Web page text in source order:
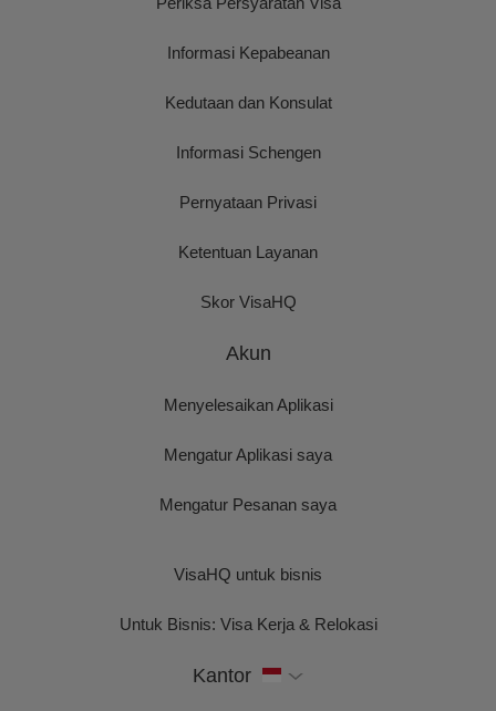
Informasi Kepabeanan
Kedutaan dan Konsulat
Informasi Schengen
Pernyataan Privasi
Ketentuan Layanan
Skor VisaHQ
Akun
Menyelesaikan Aplikasi
Mengatur Aplikasi saya
Mengatur Pesanan saya
VisaHQ untuk bisnis
Untuk Bisnis: Visa Kerja & Relokasi
Kantor